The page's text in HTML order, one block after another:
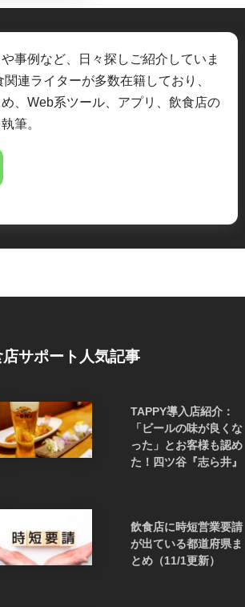
事例など、日々探しご紹介していま
連ライターが多数在籍しており、
、Web系ツール、アプリ、飲食店の
筆。
サポート人気記事
TAPPY導入店紹介：
「ビールの味が良くな
った」とお客様も認め
た！四ツ谷『志ら井』
飲食店に時短営業要請
が出ている都道府県ま
とめ（11/1更新）